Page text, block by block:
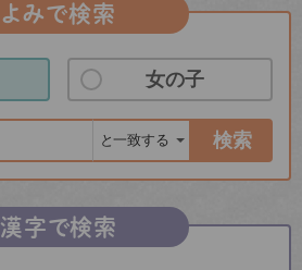
よみで検索
女の子
検索
漢字で検索